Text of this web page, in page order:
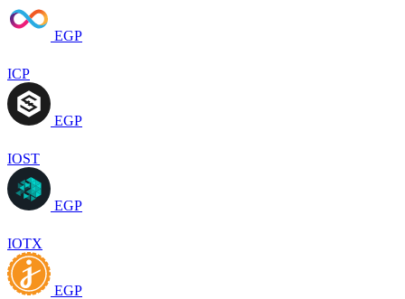
EGP
ICP
EGP
IOST
EGP
IOTX
EGP